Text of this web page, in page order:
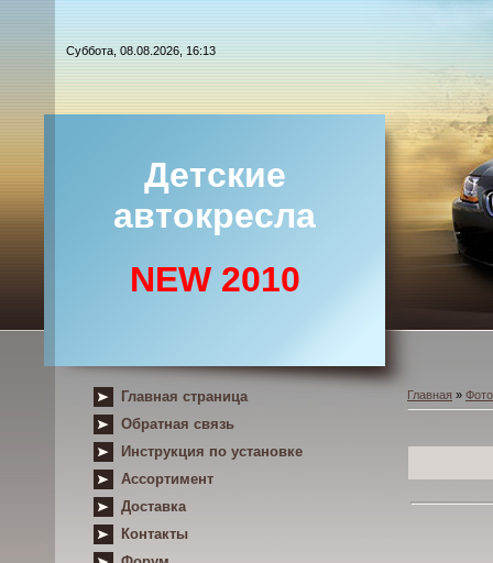
Суббота, 08.08.2026, 16:13
Детские
автокресла
NEW 2010
Главная страница
Обратная связь
Инструкция по установке
Ассортимент
Доставка
Контакты
Главная »